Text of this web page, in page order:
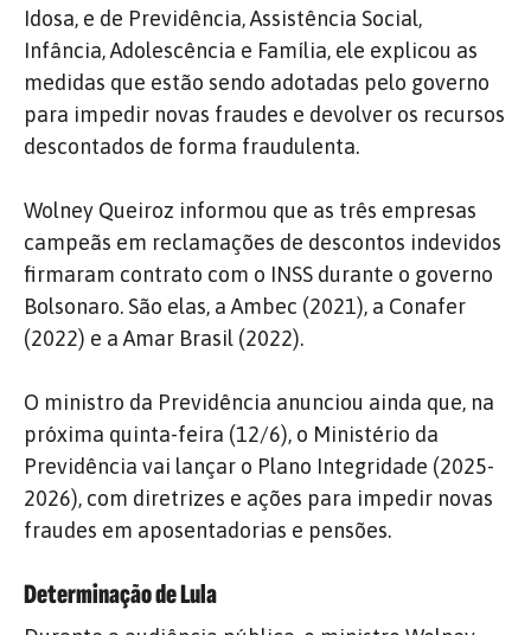
Idosa, e de Previdência, Assistência Social,
Infância, Adolescência e Família, ele explicou as
medidas que estão sendo adotadas pelo governo
para impedir novas fraudes e devolver os recursos
descontados de forma fraudulenta.
Wolney Queiroz informou que as três empresas
campeãs em reclamações de descontos indevidos
firmaram contrato com o INSS durante o governo
Bolsonaro. São elas, a Ambec (2021), a Conafer
(2022) e a Amar Brasil (2022).
O ministro da Previdência anunciou ainda que, na
próxima quinta-feira (12/6), o Ministério da
Previdência vai lançar o Plano Integridade (2025-
2026), com diretrizes e ações para impedir novas
fraudes em aposentadorias e pensões.
Determinação de Lula